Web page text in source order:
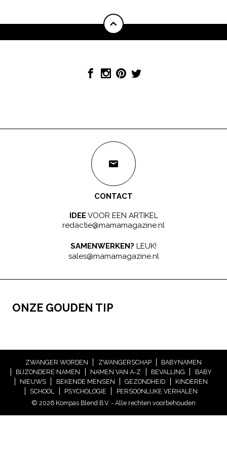
CONTACT
IDEEVOOR EEN ARTIKEL
redactie@mamamagazine.nl
SAMENWERKEN? LEUK!
sales@mamamagazine.nl
ONZE GOUDEN TIP
ZWANGER WORDEN ZWANGERSCHAP
BABYNAMEN
BIJZONDERE NAMEN
NAMEN VAN A-Z BEVALLING
BABY
NIEUWS
BEKENDE MENSEN GEZONDHEID
KINDEREN
SCHOOL
PSYCHOLOGIE
PERSOONLIJKE VERHALEN
© 2026 Kompas Blend B.V. - Alle rechten voorbehouden